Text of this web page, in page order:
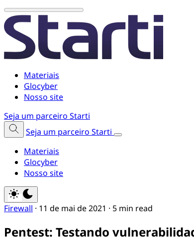
Materiais
Glocyber
Nosso site
Seja um parceiro Starti
Seja um parceiro Starti
Materiais
Glocyber
Nosso site
Firewall · 11 de mai de 2021 · 5 min read
Pentest: Testando